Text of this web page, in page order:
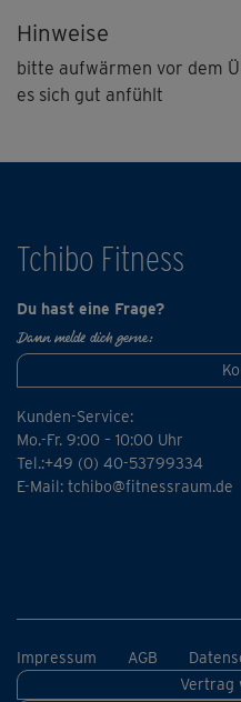
überfordern. Bitte nur so
Dehnung gehen, wie es
leitet ein kleines Warm-up
Hinweise
bitte aufwärmen vor dem
es sich gut anfühlt
Tchibo Fitness
Du hast eine Frage?
Dann melde dich gerne:
Kunden-Service:
Mo.-Fr. 9:00 – 10:00 Uhr
Tel.:+49 (0) 40-53799334
E-Mail: tchibo@fitnessraum.de
Impressum AGB
Vertrag